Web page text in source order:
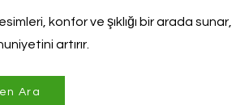
konfor ve şıklığı bir arada sunar,
artırır.
Ara